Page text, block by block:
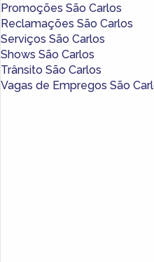
Promoções São Carlos
Reclamações São Carlos
Serviços São Carlos
Shows São Carlos
Trânsito São Carlos
Vagas de Empregos São